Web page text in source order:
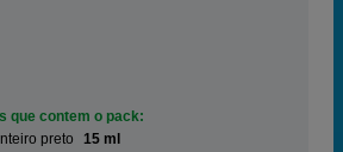
que contem o pack:
preto
15 ml